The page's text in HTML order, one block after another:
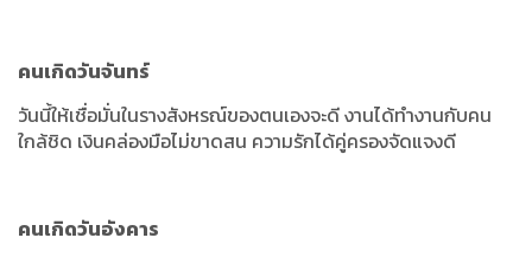
คนเกิดวันจันทร์
วันนี้ให้เชื่อมั่นในรางสังหรณ์ของตนเองจะดี งานได้ทำงานกับคน
ใกล้ชิด เงินคล่องมือไม่ขาดสน ความรักได้คู่ครองจัดแจงดี
คนเกิดวันอังคาร